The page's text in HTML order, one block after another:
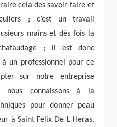
cela des savoir-faire et
; c’est un travail
mains et dès fois la
; il est donc
un professionnel pour ce
sur notre entreprise
nous connaissons à la
pour donner peau
à Saint Felix De L Heras.